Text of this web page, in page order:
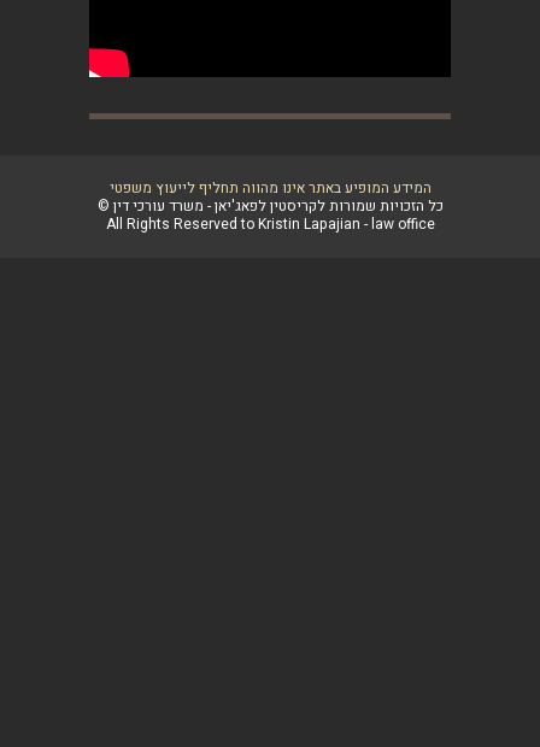
המידע המופיע באתר אינו מהווה תחליף לייעוץ משפטי
כל הזכויות שמורות לקריסטין לפאג'יאן - משרד עורכי דין ©
All Rights Reserved to Kristin Lapajian - law office